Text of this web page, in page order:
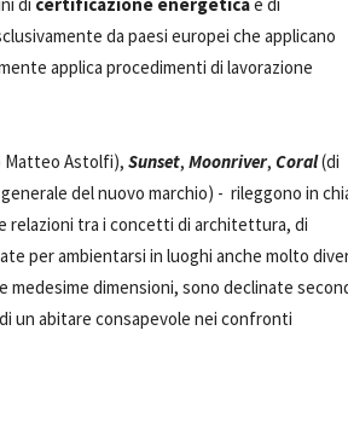
da paesi europei che applicano
applica procedimenti di lavorazione
Astolfi), Sunset, Moonriver, Coral(di
del nuovo marchio) - rileggono in
relazioni tra i concetti di architettura, di
per ambientarsi in luoghi anche molto
medesime dimensioni, sono declinate
un abitare consapevole nei confronti